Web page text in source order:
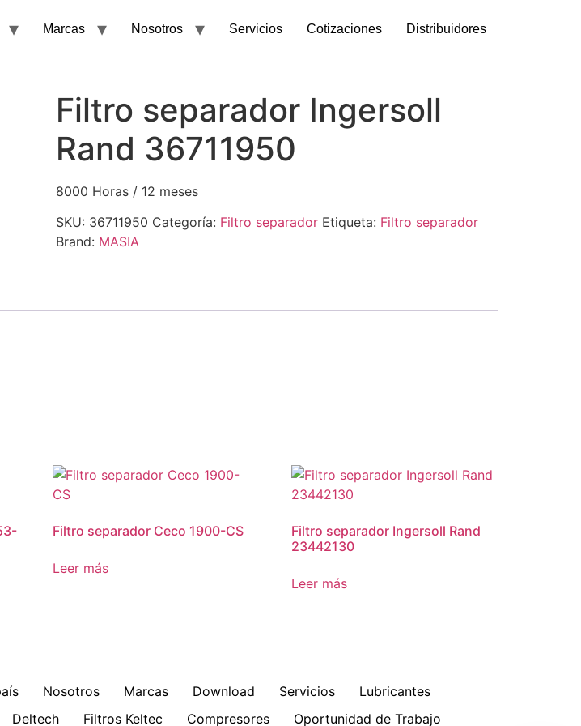
Marcas Nosotros Servicios Cotizaciones Distribuidores
Filtro separador Ingersoll
Rand 36711950
8000 Horas / 12 meses
SKU: 36711950 Categoría: Filtro separador Etiqueta: Filtro separador
Brand: MASIA
Filtro separador Ceco 1900-CS
Leer más
Filtro separador Ingersoll Rand
23442130
Leer más
Nosotros Marcas Download Servicios
Lubricantes
Deltech Filtros Keltec Compresores Oportunidad de Trabajo